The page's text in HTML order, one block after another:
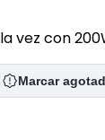
vez con
Marcar